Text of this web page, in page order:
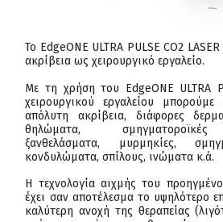
to enlarge
Το EdgeONE ULTRA PULSE CO2
ακρίβεια ως χειρουργικό εργαλείο.
Με τη χρήση του EdgeONE ULTRA
χειρουργικού εργαλείου
απόλυτη ακρίβεια, διάφορες
θηλώματα, σμηγματοροϊκές
ξανθελάσματα, μυρμηκίες,
κονδυλώματα, σπίλους, ινώματα κ.ά.
Η τεχνολογία αιχμής του
έχει σαν αποτέλεσμα το υψηλότερο
καλύτερη ανοχή της θεραπείας